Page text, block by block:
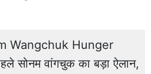
Wangchuk Hunger
सोनम वांगचुक का बड़ा ऐलान,